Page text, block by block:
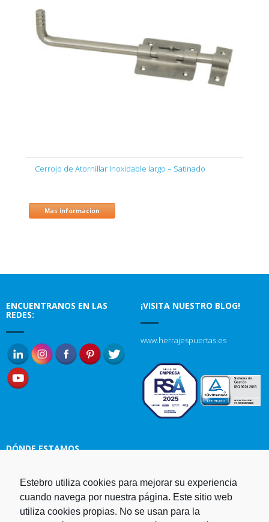
Cerrojo de Atornillar Inoxidable largo – Satinado
Mas informacion
ENCUENTRANOS EN LAS
REDES:
¡VISITA NUESTRO BLOG!
www.herrajespuertas.es
DÓNDE ESTAMOS
Estampaciones EBRO, S.L.
Polg. Ind. Malpica-Alfindén C/H
naves 10, 12, 14 y 5 50171 La
Estebro utiliza cookies para mejorar su experiencia
cuando navega por nuestra página. Este sitio web
utiliza cookies propias. No se usan para la